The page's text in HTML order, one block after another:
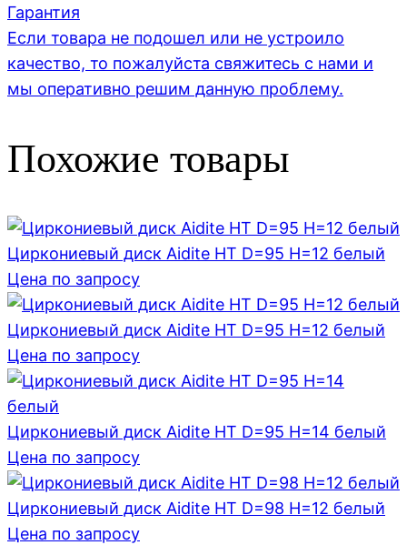
Гарантия
Если товара не подошел или не устроило
качество, то пожалуйста свяжитесь с нами и
мы оперативно решим данную проблему.
Похожие товары
Циркониевый диск Aidite HT D=95 H=12 белый
Цена по запросу
Циркониевый диск Aidite HT D=95 H=12 белый
Цена по запросу
Циркониевый диск Aidite HT D=95 H=14 белый
Цена по запросу
Циркониевый диск Aidite HT D=98 H=12 белый
Цена по запросу